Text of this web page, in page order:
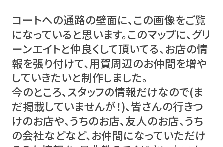
コートへの通路の壁面に、この画像をご覧
になっていると思います。このマップに、グリ
ーンエイトと仲良くして頂いてる、お店の情
報を張り付けて、用賀周辺のお仲間を増や
していきたいと制作しました。
今のところ、スタッフの情報だけなので(ま
だ掲載していませんが！)、皆さんの行きつ
けのお店や、うちのお店、友人のお店、うち
の会社などなど、お仲間になっていただけ